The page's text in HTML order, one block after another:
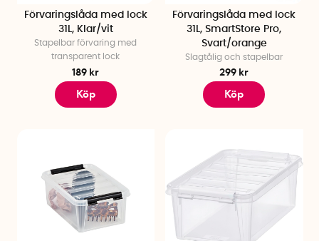
Förvaringslåda med lock
31L, Klar/vit
Stapelbar förvaring med
transparent lock
189 kr
Köp
Förvaringslåda med lock
31L, SmartStore Pro,
Svart/orange
Slagtålig och stapelbar
299 kr
Köp